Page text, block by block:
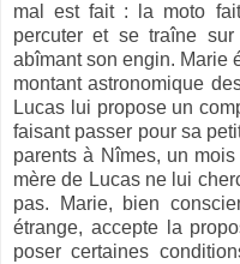
mal est fait : la moto
percuter et se traîne
abîmant son engin. Marie
montant astronomique
Lucas lui propose un
faisant passer pour sa
parents à Nîmes, un
mère de Lucas ne lui
pas. Marie, bien
étrange, accepte la
poser certaines